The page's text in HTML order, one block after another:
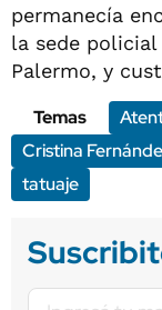
permanecía
la sede
Palermo, y
Temas
Cristina
tatuaje